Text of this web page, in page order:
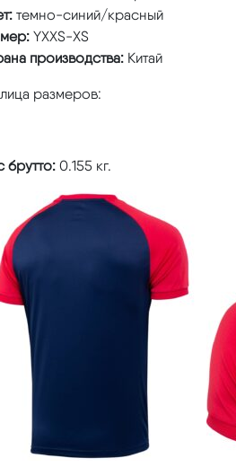
темно-синий/красный
YXXS-XS
производства: Китай
размеров:
брутто: 0.155 кг.